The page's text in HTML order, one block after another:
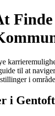
til at
i
i